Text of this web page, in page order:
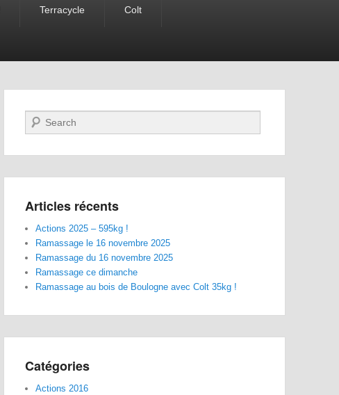
Terracycle Colt
Recherche
Articles récents
Actions 2025 – 595kg !
Ramassage le 16 novembre 2025
Ramassage du 16 novembre 2025
Ramassage ce dimanche
Ramassage au bois de Boulogne avec Colt 35kg !
Catégories
Actions 2016